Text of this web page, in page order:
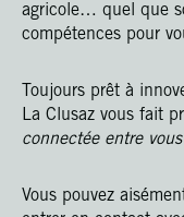
agricole… quel que
compétences pour
Toujours prêt à
La Clusaz vous fait
connectée entre
Vous pouvez